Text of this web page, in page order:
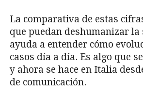
La comparativa de estas
que puedan deshumanizar la
ayuda a entender cómo
casos día a día. Es algo que
y ahora se hace en Italia
de comunicación.